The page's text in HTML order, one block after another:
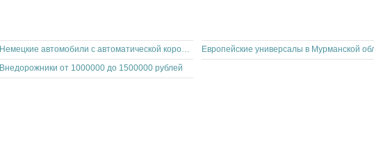
Немецкие автомобили с автоматической коробкой передач в Липецкой области
Европейские универсалы в Мурманской
Внедорожники от 1000000 до 1500000 рублей